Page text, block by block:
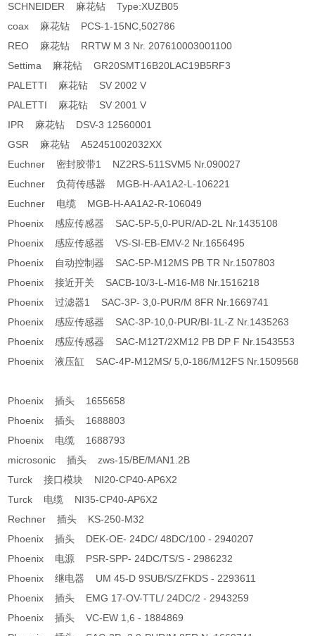
SCHNEIDER 麻花钻 Type:XUZB05
coax 麻花钻 PCS-1-15NC,502786
REO 麻花钻 RRTW M 3 Nr. 207610003001100
Settima 麻花钻 GR20SMT16B20LAC19B5RF3
PALETTI 麻花钻 SV 2002 V
PALETTI 麻花钻 SV 2001 V
IPR 麻花钻 DSV-3 12560001
GSR 麻花钻 A52451002032XX
Euchner 密封胶带1 NZ2RS-511SVM5 Nr.090027
Euchner 负荷传感器 MGB-H-AA1A2-L-106221
Euchner 电缆 MGB-H-AA1A2-R-106049
Phoenix 感应传感器 SAC-5P-5,0-PUR/AD-2L Nr.1435108
Phoenix 感应传感器 VS-SI-EB-EMV-2 Nr.1656495
Phoenix 自动控制器 SAC-5P-M12MS PB TR Nr.1507803
Phoenix 接近开关 SACB-10/3-L-M16-M8 Nr.1516218
Phoenix 过滤器1 SAC-3P- 3,0-PUR/M 8FR Nr.1669741
Phoenix 感应传感器 SAC-3P-10,0-PUR/BI-1L-Z Nr.1435263
Phoenix 感应传感器 SAC-M12T/2XM12 PB DP F Nr.1543553
Phoenix 液压缸 SAC-4P-M12MS/ 5,0-186/M12FS Nr.1509568
Phoenix 插头 1655658
Phoenix 插头 1688803
Phoenix 电缆 1688793
microsonic 插头 zws-15/BE/MAN1.2B
Turck 接口模块 NI20-CP40-AP6X2
Turck 电缆 NI35-CP40-AP6X2
Rechner 插头 KS-250-M32
Phoenix 插头 DEK-OE- 24DC/ 48DC/100 - 2940207
Phoenix 电源 PSR-SPP- 24DC/TS/S - 2986232
Phoenix 继电器 UM 45-D 9SUB/S/ZFKDS - 2293611
Phoenix 插头 EMG 17-OV-TTL/ 24DC/2 - 2943259
Phoenix 插头 VC-EW 1,6 - 1884869